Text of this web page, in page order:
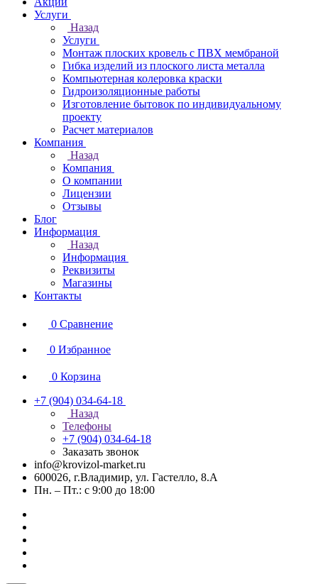
Услуги
Назад
Услуги
Монтаж плоских кровель с ПВХ мембраной
Гибка изделий из плоского листа металла
Компьютерная колеровка краски
Гидроизоляционные работы
Изготовление бытовок по индивидуальному
проекту
Расчет материалов
Компания
Назад
Компания
О компании
Лицензии
Отзывы
Блог
Информация
Назад
Информация
Реквизиты
Магазины
Контакты
0 Сравнение
0 Избранное
0 Корзина
+7 (904) 034-64-18
Назад
Телефоны
+7 (904) 034-64-18
Заказать звонок
info@krovizol-market.ru
600026, г.Владимир, ул. Гастелло, 8.А
Пн. – Пт.: с 9:00 до 18:00